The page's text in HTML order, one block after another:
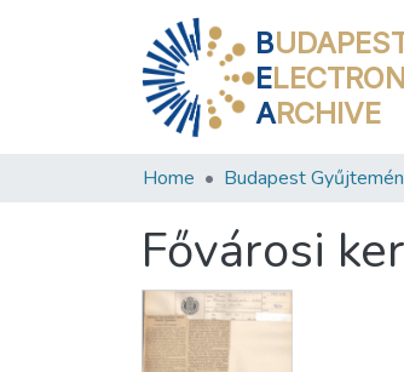
B
E
ARCHIVE
Home Budapest
Fővárosi